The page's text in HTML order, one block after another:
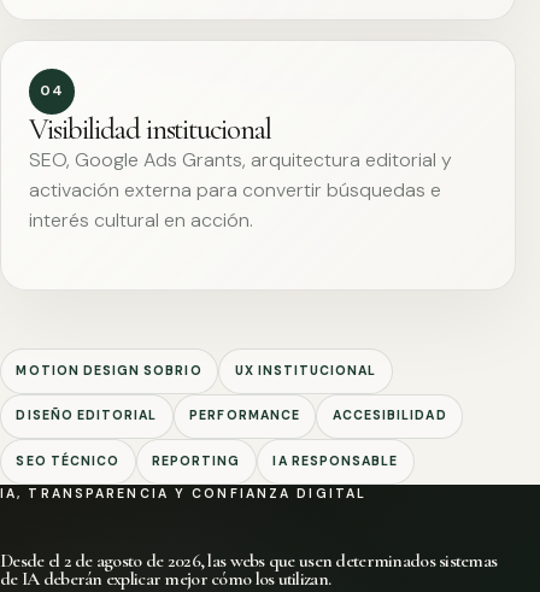
04
Visibilidad institucional
SEO, Google Ads Grants, arquitectura editorial y
activación externa para convertir búsquedas e
interés cultural en acción.
MOTION DESIGN SOBRIO UX INSTITUCIONAL
DISEÑO EDITORIAL PERFORMANCE ACCESIBILIDAD
SEO TÉCNICO REPORTING IA RESPONSABLE
IA, TRANSPARENCIA Y CONFIANZA DIGITAL
Desde el 2 de agosto de 2026, las webs que usen determinados sistemas
de IA deberán explicar mejor cómo los utilizan.